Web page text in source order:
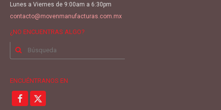
Lunes a Viernes de 9:00am a 6:30pm
contacto@movenmanufacturas.com.mx
¿NO ENCUENTRAS ALGO?
Buscar
ENCUÉNTRANOS EN